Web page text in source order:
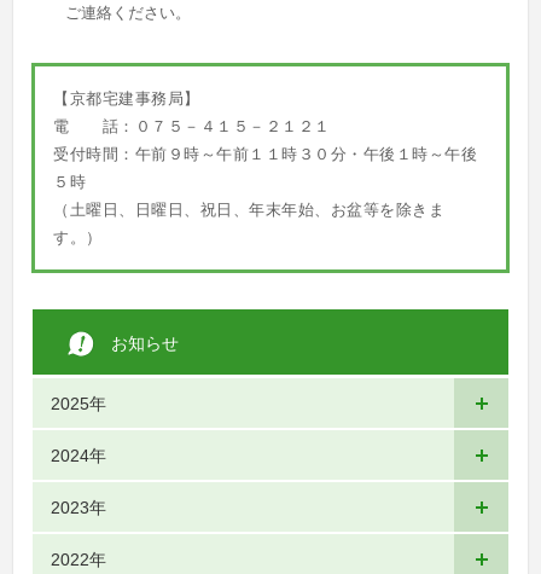
ご連絡ください。
【京都宅建事務局】
電 話：０７５－４１５－２１２１
受付時間：午前９時～午前１１時３０分・午後１時～午後
５時
（土曜日、日曜日、祝日、年末年始、お盆等を除きま
す。）
お知らせ
2025年
2024年
2023年
2022年